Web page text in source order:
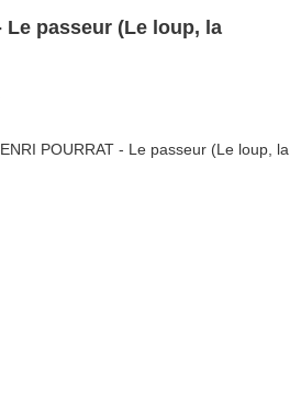
Le passeur (Le loup, la